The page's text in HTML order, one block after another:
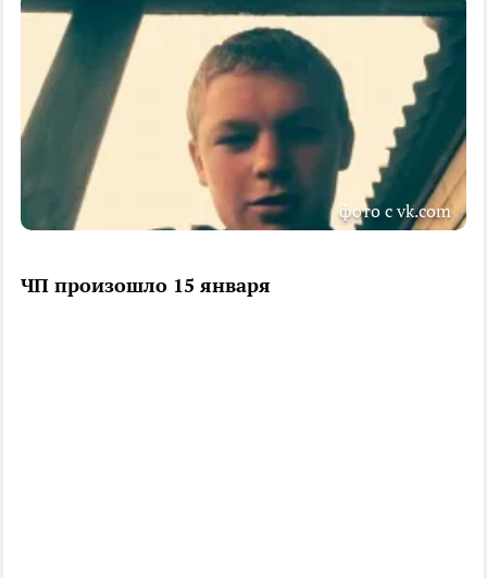
фото с vk.com
ЧП произошло 15 января